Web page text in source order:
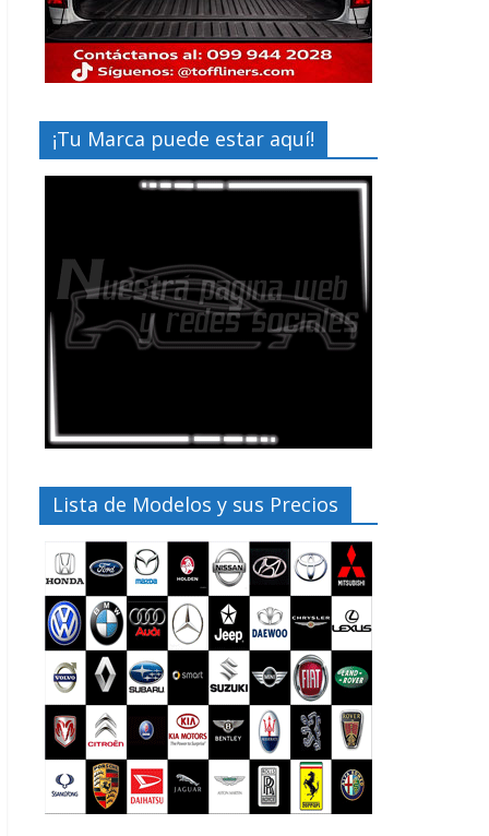
¡Tu Marca puede estar aquí!
Lista de Modelos y sus Precios